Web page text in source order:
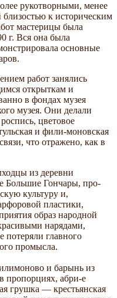
рукотворными, менее
к истори­ческим
мастерицы была
г. Вся она была
основные
работ занялись
открыткам и
в фондах музея
му­зея. Они делали
цветовое
и фили-моновская
что отражено, как в
из деревни
Большие Гончары, про­
культуру и,
пластики,
образ народной
нарядами,
глав­ного
промысла.
и барынь из
пропорциях, абри-е
грушка — крестьянская